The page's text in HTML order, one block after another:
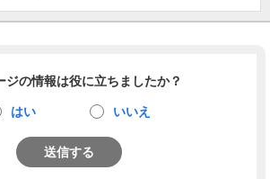
ジの情報は役に立ちましたか？
はい いいえ
送信する